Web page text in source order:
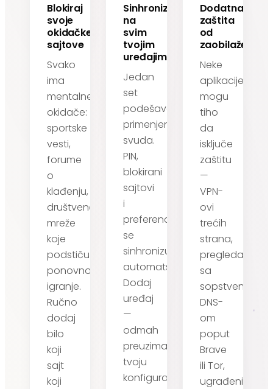
Blokiraj
svoje
okidačke
sajtove
Svako
ima
mentalne
okidače:
sportske
vesti,
forume
o
klađenju,
društvene
mreže
koje
podstiču
ponovno
igranje.
Ručno
dodaj
bilo
koji
sajt
koji
Sinhronizovano
na
svim
tvojim
uređajima
Jedan
set
podešavanja,
primenjen
svuda.
PIN,
blokirani
sajtovi
i
preference
se
sinhronizuju
automatski.
Dodaj
uređaj
—
odmah
preuzima
tvoju
konfiguraciju.
Dodatna
zaštita
od
zaobilaženja
Neke
aplikacije
mogu
tiho
da
isključe
zaštitu
—
VPN-
ovi
trećih
strana,
pregledači
sa
sopstvenim
DNS-
om
poput
Brave
ili Tor,
ugrađeni